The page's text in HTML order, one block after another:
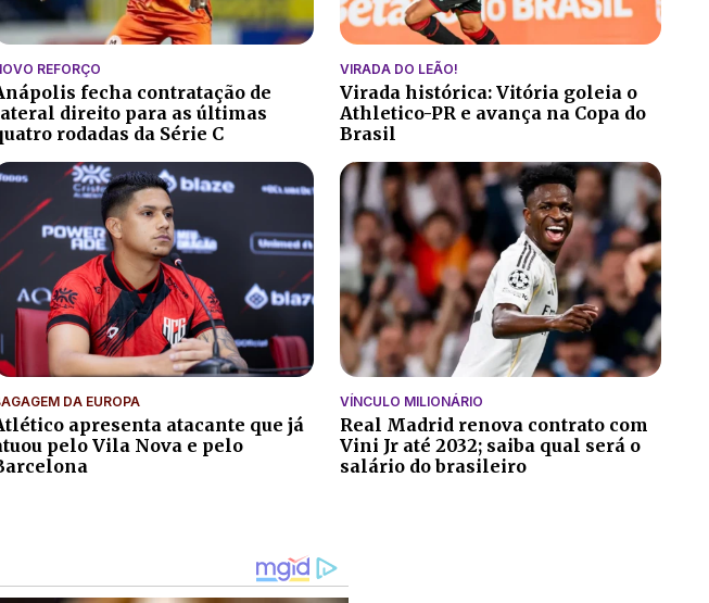
REFORÇO
fecha contratação de
direito para as últimas
rodadas da Série C
VIRADA DO LEÃO!
Virada histórica: Vitória goleia o
Athletico-PR e avança na Copa do
Brasil
DA EUROPA
apresenta atacante que já
pelo Vila Nova e pelo
VÍNCULO MILIONÁRIO
Real Madrid renova contrato com
Vini Jr até 2032; saiba qual será o
salário do brasileiro